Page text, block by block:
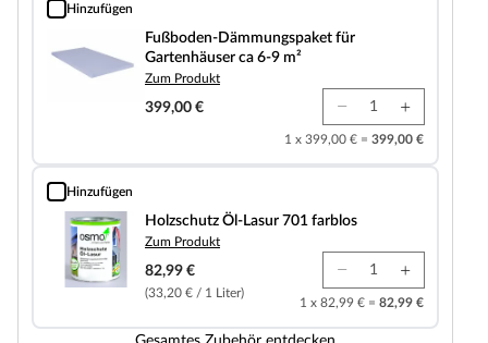
Hinzufügen
Fußboden-Dämmungspaket für Gartenhäuser ca 6-9 m²
Fußboden-Dämmungspaket für
Gartenhäuser ca 6-9 m²
Zum Produkt
399,00 €
1 x 399,00 € = 399,00 €
Hinzufügen
Holzschutz Öl-Lasur 701 farblos
Holzschutz Öl-Lasur 701 farblos
Zum Produkt
82,99 €
(33,20 € / 1 Liter)
1 x 82,99 € = 82,99 €